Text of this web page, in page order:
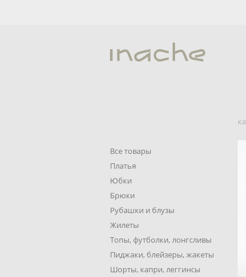
Все товары
Платья
Юбки
Брюки
Рубашки и блузы
Жилеты
Топы, футболки, лонгсливы
Пиджаки, блейзеры, жакеты
Шорты, капри, леггинсы